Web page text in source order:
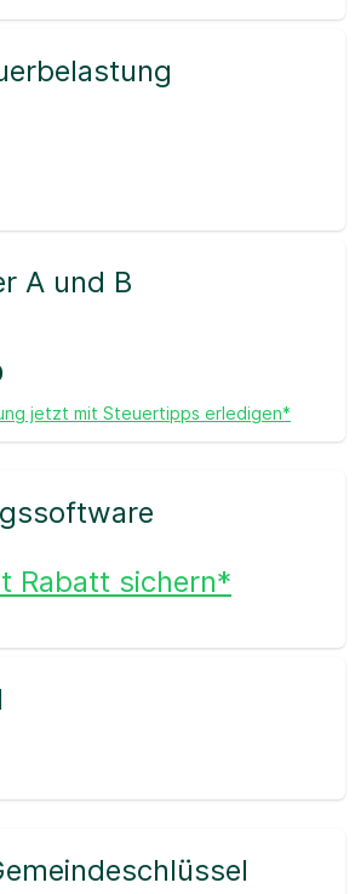
A und B
jetzt mit Steuertipps erledigen*
Rabatt sichern*